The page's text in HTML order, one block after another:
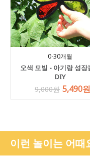
0-30개월
오색 모빌 - 아기랑 성장
DIY
9,000원 5,490원
이런 놀이는 어때